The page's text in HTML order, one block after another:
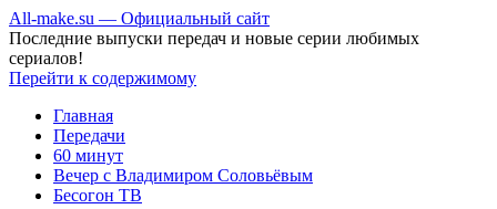
All-make.su — Официальный сайт
Последние выпуски передач и новые серии любимых
сериалов!
Перейти к содержимому
Главная
Передачи
60 минут
Вечер с Владимиром Соловьёвым
Бесогон ТВ